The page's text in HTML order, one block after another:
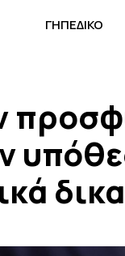
ΓΗΠΕΔΙΚΟ